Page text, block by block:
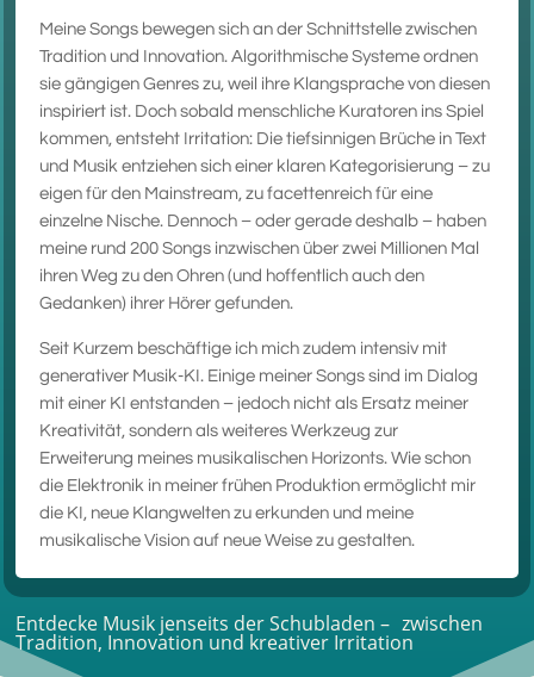
Meine Songs bewegen sich an der Schnittstelle zwischen
Tradition und Innovation. Algorithmische Systeme ordnen
sie gängigen Genres zu, weil ihre Klangsprache von diesen
inspiriert ist. Doch sobald menschliche Kuratoren ins Spiel
kommen, entsteht Irritation: Die tiefsinnigen Brüche in Text
und Musik entziehen sich einer klaren Kategorisierung – zu
eigen für den Mainstream, zu facettenreich für eine
einzelne Nische. Dennoch – oder gerade deshalb – haben
meine rund 200 Songs inzwischen über zwei Millionen Mal
ihren Weg zu den Ohren (und hoffentlich auch den
Gedanken) ihrer Hörer gefunden.
Seit Kurzem beschäftige ich mich zudem intensiv mit
generativer Musik-KI. Einige meiner Songs sind im Dialog
mit einer KI entstanden – jedoch nicht als Ersatz meiner
Kreativität, sondern als weiteres Werkzeug zur
Erweiterung meines musikalischen Horizonts. Wie schon
die Elektronik in meiner frühen Produktion ermöglicht mir
die KI, neue Klangwelten zu erkunden und meine
musikalische Vision auf neue Weise zu gestalten.
Entdecke Musik jenseits der Schubladen – zwischen
Tradition, Innovation und kreativer Irritation